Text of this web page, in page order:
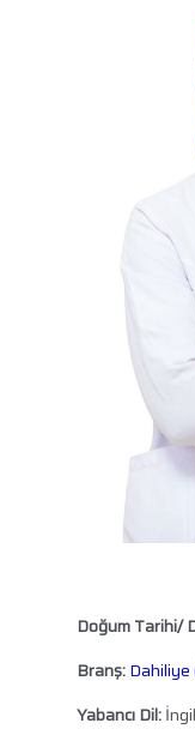
Doğum Tarihi/
Branş: Dahiliye
Yabancı Dil: